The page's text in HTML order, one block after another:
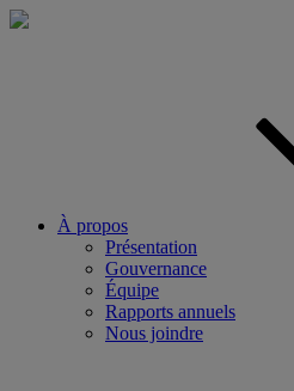
Aller
À propos
Présentation
Gouvernance
Équipe
Rapports annuels
Nous joindre